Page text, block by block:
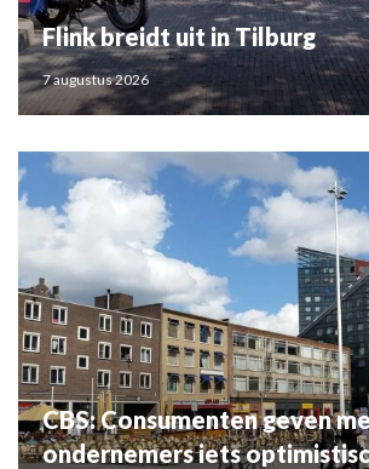
Flink breidt uit in Tilburg
7 augustus 2026
CBS: Consumenten geven
ondernemers iets